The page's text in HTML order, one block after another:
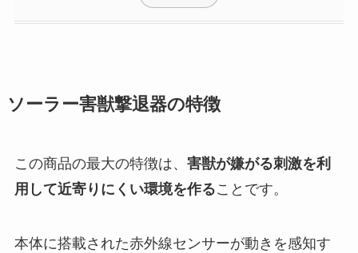
ソーラー害獣撃退器の特徴
この商品の最大の特徴は、 害獣が嫌がる刺激を利
用して近寄りにくい環境を作ることです。
本体に搭載された赤外線センサーが動きを感知す